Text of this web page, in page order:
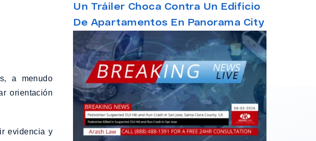
a menudo
orientación
evidencia y
Un Tráiler Choca Contra Un Edificio
De Apartamentos En Panorama City